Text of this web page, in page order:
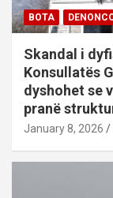
BOTA
Skandal i
Konsullatës
dyshohet se
pranë
January 8, 2026